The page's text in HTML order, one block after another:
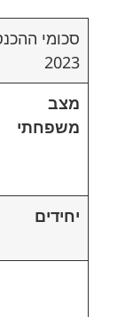
סכומי
2023
מצב
משפחתי
יחידים